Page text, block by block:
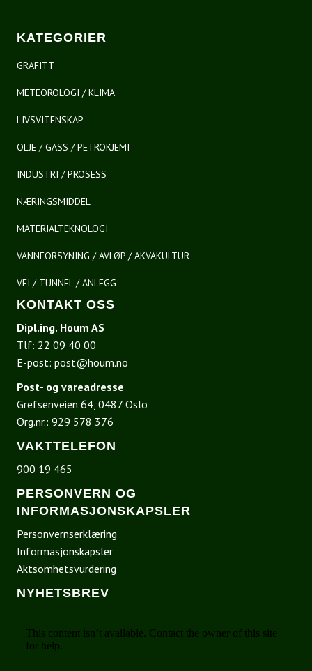
KATEGORIER
GRAFITT
METEOROLOGI / KLIMA
LIVSVITENSKAP
OLJE / GASS / PETROKJEMI
INDUSTRI / PROSESS
NÆRINGSMIDDEL
MATERIALTEKNOLOGI
VANNFORSYNING / AVLØP / AKVAKULTUR
VEI / TUNNEL / ANLEGG
KONTAKT OSS
Dipl.ing. Houm AS
Tlf: 22 09 40 00
E-post: post@houm.no
Post- og vareadresse
Grefsenveien 64, 0487 Oslo
Org.nr.: 929 578 376
VAKTTELEFON
900 19 465
PERSONVERN OG
INFORMASJONSKAPSLER
Personvernserklæring
Informasjonskapsler
Aktsomhetsvurdering
NYHETSBREV